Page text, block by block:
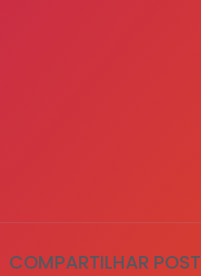
COMPARTILHAR POST